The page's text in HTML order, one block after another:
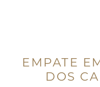
EMPATE
DOS